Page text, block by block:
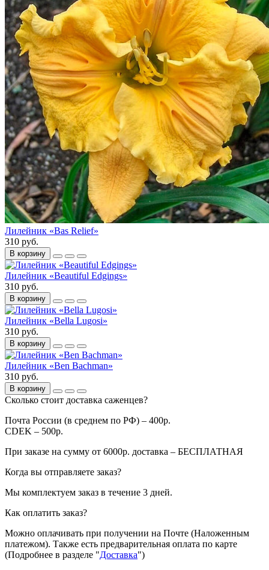
Лилейник «Bas Relief»
310 руб.
В корзину
Лилейник «Beautiful Edgings»
310 руб.
В корзину
Лилейник «Bella Lugosi»
310 руб.
В корзину
Лилейник «Ben Bachman»
310 руб.
В корзину
Сколько стоит доставка саженцев?
Почта России (в среднем по РФ) – 400р.
CDEK – 500р.
При заказе на сумму от 6000р. доставка – БЕСПЛАТНАЯ
Когда вы отправляете заказ?
Мы комплектуем заказ в течение 3 дней.
Как оплатить заказ?
Можно оплачивать при получении на Почте (Наложенным
платежом). Также есть предварительная оплата по карте
(Подробнее в разделе "Доставка")